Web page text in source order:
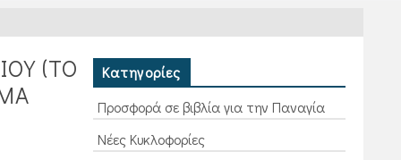
(ΤΟ
Κατηγορίες
Προσφορά σε βιβλία για την Παναγία
Νέες Κυκλοφορίες